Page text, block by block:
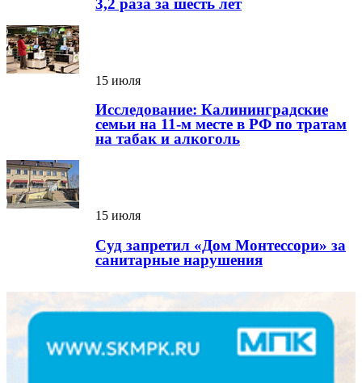
3,2 раза за шесть лет
15 июля
Исследование: Калининградские
семьи на 11-м месте в РФ по тратам
на табак и алкоголь
15 июля
Суд запретил «Дом Монтессори» за
санитарные нарушения